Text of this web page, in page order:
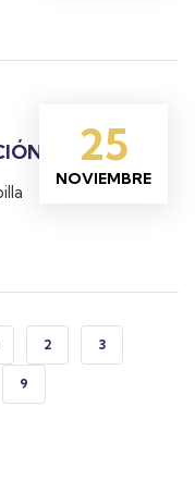
25
NOVIEMBRE
CIENTÍFICA
PÁGINA
2 PÁGINA
3
PÁGINA
9